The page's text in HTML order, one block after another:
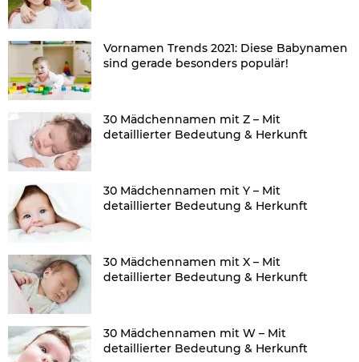
Vornamen Trends 2021: Diese Babynamen
sind gerade besonders populär!
30 Mädchennamen mit Z – Mit
detaillierter Bedeutung & Herkunft
30 Mädchennamen mit Y – Mit
detaillierter Bedeutung & Herkunft
30 Mädchennamen mit X – Mit
detaillierter Bedeutung & Herkunft
30 Mädchennamen mit W – Mit
detaillierter Bedeutung & Herkunft